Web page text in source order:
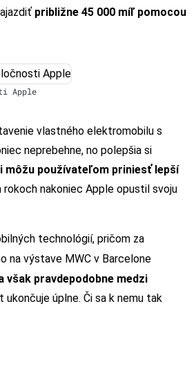
približne 45 000 míľ pomocou
Apple
vlastného elektromobilu s
neprebehne, no polepšia si
môžu používateľom priniesť lepší
nakoniec Apple opustil svoju
technológií, pričom za
na výstave MWC v Barcelone
však pravdepodobne medzi
úplne. Či sa k nemu tak